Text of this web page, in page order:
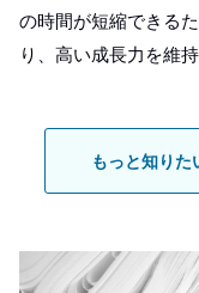
の時間が短縮できる
り、高い成長力を維
もっと知り